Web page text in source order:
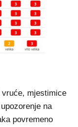
vruće, mjestimice
na
povremeno